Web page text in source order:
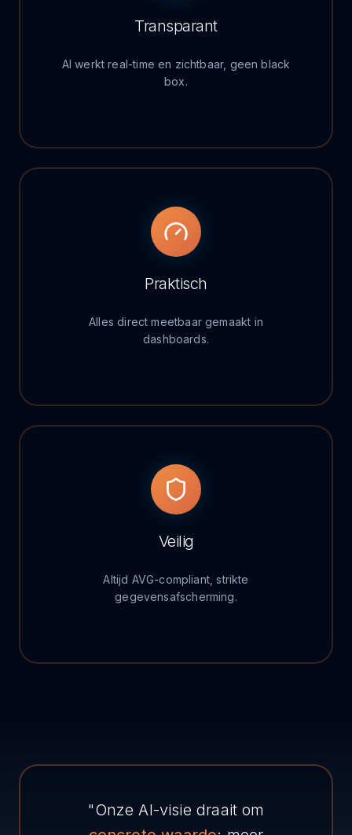
Transparant
AI werkt real-time en zichtbaar, geen black
box.
Praktisch
Alles direct meetbaar gemaakt in
dashboards.
Veilig
Altijd AVG-compliant, strikte
gegevensafscherming.
"Onze AI-visie draait om